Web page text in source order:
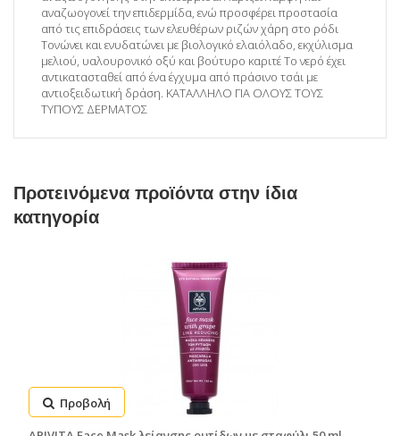
αναζωογονεί την επιδερμίδα, ενώ προσφέρει προστασία
από τις επιδράσεις των ελευθέρων ριζών χάρη στο ρόδι
Τονώνει και ενυδατώνει με βιολογικό ελαιόλαδο, εκχύλισμα
μελιού, υαλουρονικό οξύ και βούτυρο καριτέ Το νερό έχει
αντικατασταθεί από ένα έγχυμα από πράσινο τσάι με
αντιοξειδωτική δράση. ΚΑΤΑΛΛΗΛΟ ΓΙΑ ΟΛΟΥΣ ΤΟΥΣ
ΤΥΠΟΥΣ ΔΕΡΜΑΤΟΣ
Προτεινόμενα προϊόντα στην ίδια
κατηγορία
Προβολή